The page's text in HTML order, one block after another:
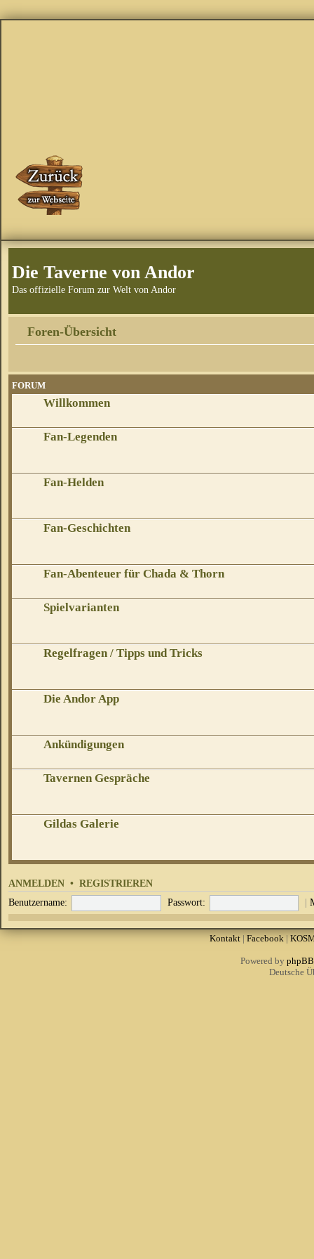
Die Taverne von Andor
Das offizielle Forum zur Welt von Andor
Foren-Übersicht
FORUM
Willkommen
Fan-Legenden
Fan-Helden
Fan-Geschichten
Fan-Abenteuer für Chada & Thorn
Spielvarianten
Regelfragen / Tipps und Tricks
Die Andor App
Ankündigungen
Tavernen Gespräche
Gildas Galerie
ANMELDEN • REGISTRIEREN
Benutzername: Passwort: |
Kontakt| Facebook|
Powered by phpBB
Deutsche